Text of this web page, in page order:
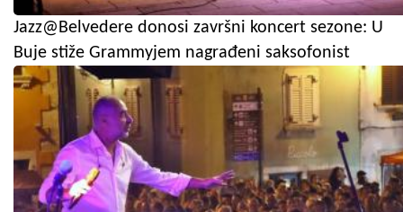
Jazz@Belvedere donosi završni koncert sezone: U
Buje stiže Grammyjem nagrađeni saksofonist